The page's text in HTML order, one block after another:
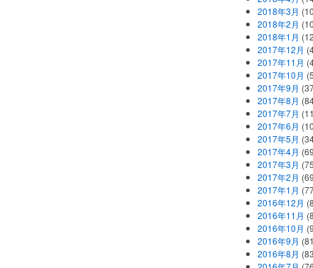
2018年3月
2018年2月
2018年1月
2017年12月
2017年11月
2017年10月
2017年9月
2017年8月
2017年7月
2017年6月
2017年5月
2017年4月
2017年3月
2017年2月
2017年1月
2016年12月
2016年11月
2016年10月
2016年9月
2016年8月